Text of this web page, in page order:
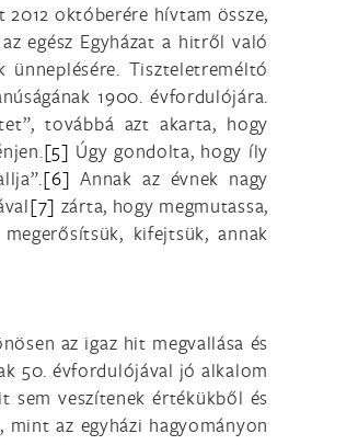
2012 októberére hívtam össze,
egész Egyházat a hitről való
Tiszteletreméltó
1900. évfordulójára.
továbbá azt akarta, hogy
[5] Úgy gondolta, hogy íly
[6] Annak az évnek nagy
[7] zárta, hogy megmutassa,
kifejtsük, annak
az igaz hit megvallása és
50. évfordulójával jó alkalom
sem veszítenek értékükből és
az egyházi hagyományon